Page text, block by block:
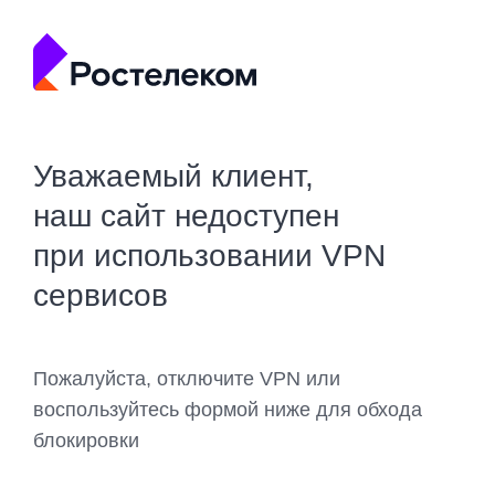
Уважаемый клиент,
наш сайт недоступен
при использовании VPN
сервисов
Пожалуйста, отключите VPN или
воспользуйтесь формой ниже для обхода
блокировки